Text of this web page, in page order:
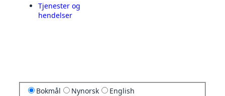
Tjenester og
hendelser
Bokmål Nynorsk English